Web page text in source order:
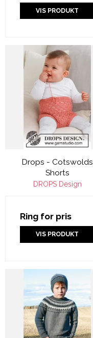
VIS PRODUKT
Drops - Cotswolds
Shorts
DROPS Design
Ring for pris
VIS PRODUKT